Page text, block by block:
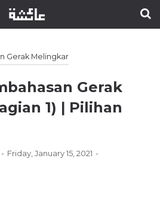
Gerak Melingkar
Gerak
1) ǀ Pilihan
Friday, January 15, 2021